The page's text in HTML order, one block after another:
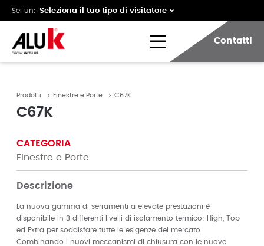
Sei un:
Contatti
Prodotti Finestre e Porte C67K
C67K
CATEGORIA
Finestre e Porte
Descrizione
La nuova gamma di serramenti a elevate prestazioni è
disponibile in 3 differenti livelli di isolamento termico: High, Top
ed Extra per soddisfare tutte le esigenze del mercato.
Combinando i nuovi meccanismi di chiusura con le nuove